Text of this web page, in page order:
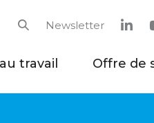
Newsletter
travail Offre de